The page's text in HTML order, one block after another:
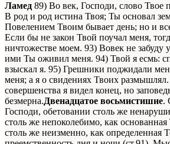
Ламед 89) Во век, Господи, слово Твое
В род и род истина Твоя; Ты основал
Повелением Твоим бывает день; но и
Если бы не закон Твой поучал меня,
ничтожестве моем. 93) Вовек не забуду
ими Ты оживил меня. 94) Твой я есмь:
взыскал я. 95) Грешники поджидали
меня; а я о свидениях Твоих
совершенства я видел конец, но
безмерна.Двенадцатое восьмистишие.
Господи, обетовании столь же
столь же непоколебимо, как
столь же неизменно, как определенная